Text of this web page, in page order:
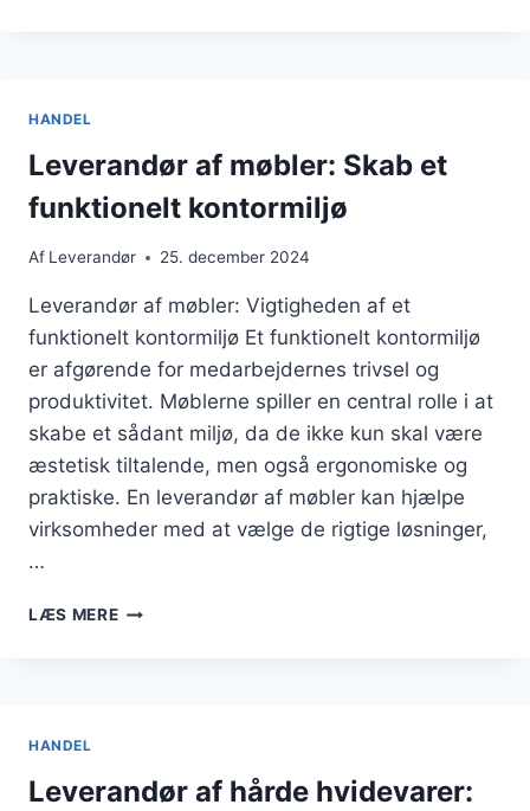
HANDEL
Leverandør af møbler: Skab et
funktionelt kontormiljø
Af Leverandør 25. december 2024
Leverandør af møbler: Vigtigheden af et
funktionelt kontormiljø Et funktionelt kontormiljø
er afgørende for medarbejdernes trivsel og
produktivitet. Møblerne spiller en central rolle i at
skabe et sådant miljø, da de ikke kun skal være
æstetisk tiltalende, men også ergonomiske og
praktiske. En leverandør af møbler kan hjælpe
virksomheder med at vælge de rigtige løsninger,
…
LÆS MERELEVERANDØR
HANDEL
Leverandør af hårde hvidevarer: